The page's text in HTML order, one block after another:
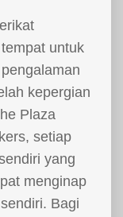
untuk
kepergian
Plaza
setiap
yang
menginap
Bagi